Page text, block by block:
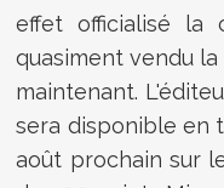
effet officialisé la
quasiment vendu
maintenant.
sera disponible en
août prochain sur